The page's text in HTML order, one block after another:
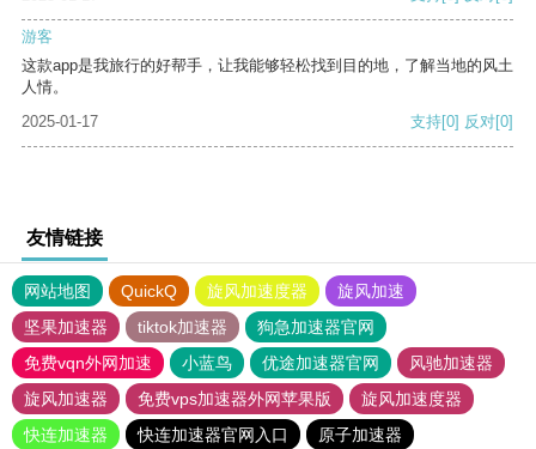
游客
这款app是我旅行的好帮手，让我能够轻松找到目的地，了解当地的风土
人情。
2025-01-17
支持[0] 反对[0]
友情链接
网站地图 QuickQ 旋风加速度器
旋风加速
坚果加速器
tiktok加速器
狗急加速器官网
免费vqn外网加速
小蓝鸟 优途加速器官网
风驰加速器
旋风加速器
免费vps加速器外网苹果版
旋风加速度器
快连加速器
快连加速器官网入口
原子加速器